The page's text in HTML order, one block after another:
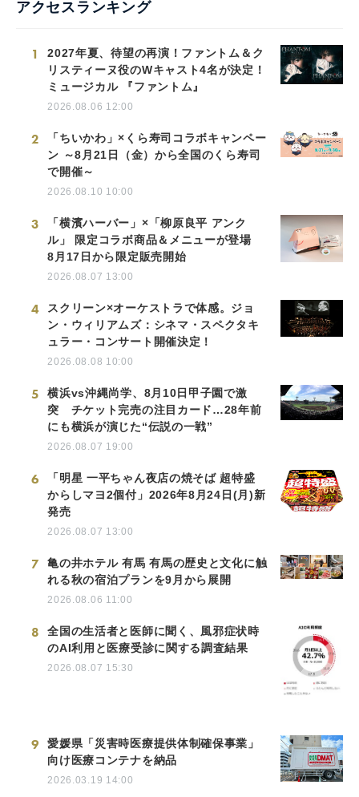
アクセスランキング
1
2027年夏、待望の再演！ファントム＆ク
リスティーヌ役のWキャスト4名が決定！
ミュージカル 『ファントム』
2026.08.06 12:00
2
「ちいかわ」×くら寿司コラボキャンペー
ン ～8月21日（金）から全国のくら寿司
で開催～
2026.08.10 10:00
3
「横濱ハーバー」×「柳原良平 アンク
ル」 限定コラボ商品＆メニューが登場
8月17日から限定販売開始
2026.08.07 13:00
4
スクリーン×オーケストラで体感。ジョ
ン・ウィリアムズ：シネマ・スペクタキ
ュラー・コンサート開催決定！
2026.08.08 10:00
5
横浜vs沖縄尚学、8月10日甲子園で激
突 チケット完売の注目カード…28年前
にも横浜が演じた“伝説の一戦”
2026.08.07 19:00
6
「明星 一平ちゃん夜店の焼そば 超特盛
からしマヨ2個付」2026年8月24日(月)新
発売
2026.08.07 13:00
7
亀の井ホテル 有馬 有馬の歴史と文化に触
れる秋の宿泊プランを9月から展開
2026.08.06 11:00
8
全国の生活者と医師に聞く、風邪症状時
のAI利用と医療受診に関する調査結果
2026.08.07 15:30
9
愛媛県「災害時医療提供体制確保事業」
向け医療コンテナを納品
2026.03.19 14:00